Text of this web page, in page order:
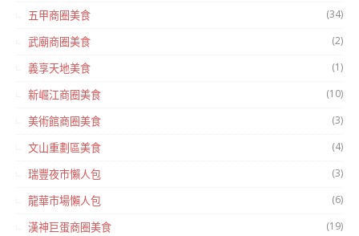
五甲商圈美食 (34)
武廟商圈美食 (2)
義享天地美食 (1)
新崛江商圈美食 (10)
美術館商圈美食 (3)
文山重劃區美食 (4)
瑞豐夜市懶人包 (3)
龍華市場懶人包 (6)
漢神巨蛋商圈美食 (19)